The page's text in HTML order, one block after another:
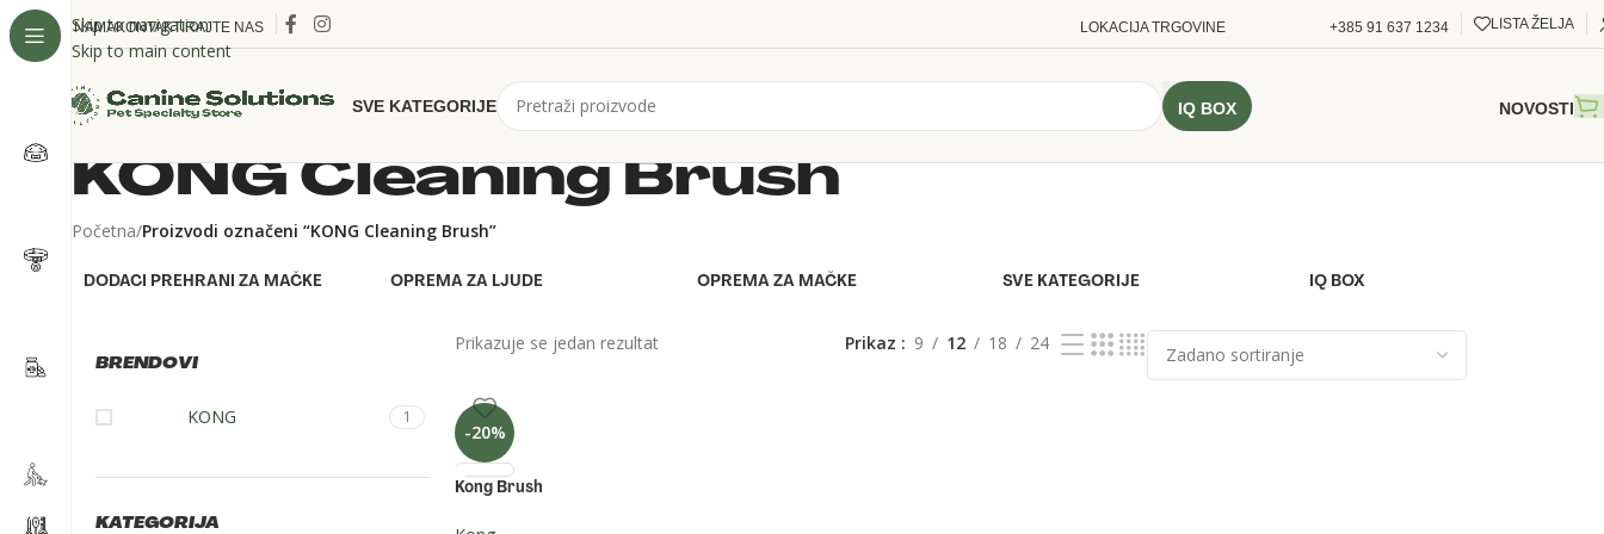
Skip to navigation
Skip to main content
O NAMAKONTAKTIRAJTE NAS LOKACIJA TRGOVINE +385 91 637 1234 LISTA ŽELJA
SVE KATEGORIJE IQ BOX NOVOSTI
KONG Cleaning Brush
Početna/Proizvodi označeni “KONG Cleaning Brush”
DODACI PREHRANI ZA MAČKE OPREMA ZA LJUDE OPREMA ZA MAČKE SVE KATEGORIJE IQ BOX
BRENDOVI
KONG 1
KATEGORIJA
Prikazuje se jedan rezultat Prikaz 9 12 18 24
-20%
Kong Brush